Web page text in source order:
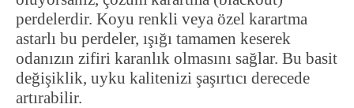
perdelerdir. Koyu renkli veya özel karartma
astarlı bu perdeler, ışığı tamamen keserek
odanızın zifiri karanlık olmasını sağlar. Bu basit
değişiklik, uyku kalitenizi şaşırtıcı derecede
artırabilir.